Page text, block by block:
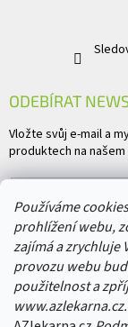
Používáme
prohlížení webu,
zajímá a zrychluje
provozu webu
použitelnost a
www.azlekarna.cz.
ODEBÍRAT
Vložte svůj e-mail a
produktech na našem
Vložením e-mailu
PŘIHLÁSIT SE